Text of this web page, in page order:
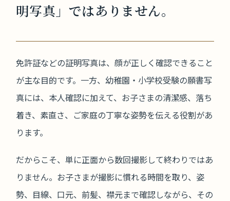
明写真」ではありません。
免許証などの証明写真は、顔が正しく確認できること
が主な目的です。一方、幼稚園・小学校受験の願書写
真には、本人確認に加えて、お子さまの清潔感、落ち
着き、素直さ、ご家庭の丁寧な姿勢を伝える役割があ
ります。
だからこそ、単に正面から数回撮影して終わりではあ
りません。お子さまが撮影に慣れる時間を取り、姿
勢、目線、口元、前髪、襟元まで確認しながら、その